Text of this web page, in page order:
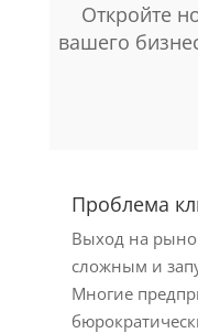
Откройте
вашего
Проблема
Выход на
сложным и
Многие